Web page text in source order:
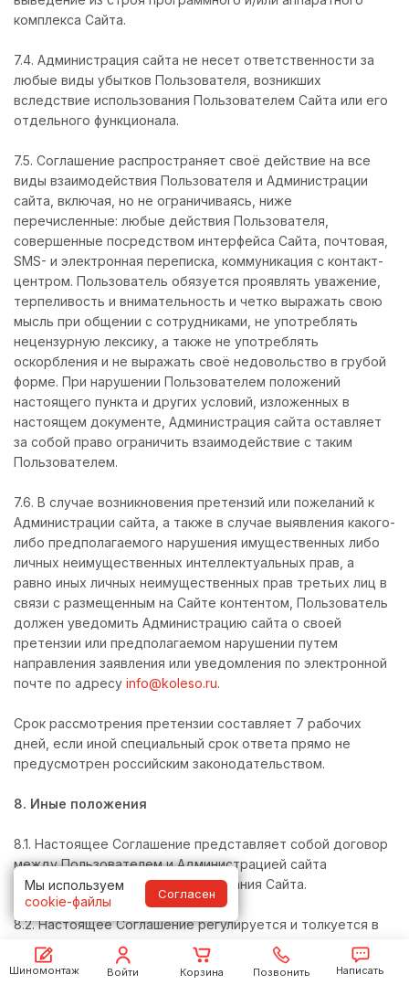
Мы используем
cookie-файлы
Согласен
комплекса Сайта.
7.4. Администрация сайта не несет ответственности за
любые виды убытков Пользователя, возникших
вследствие использования Пользователем Сайта или его
отдельного функционала.
7.5. Соглашение распространяет своё действие на все
виды взаимодействия Пользователя и Администрации
сайта, включая, но не ограничиваясь, ниже
перечисленные: любые действия Пользователя,
совершенные посредством интерфейса Сайта, почтовая,
SMS- и электронная переписка, коммуникация с контакт-
центром. Пользователь обязуется проявлять уважение,
терпеливость и внимательность и четко выражать свою
мысль при общении с сотрудниками, не употреблять
нецензурную лексику, а также не употреблять
оскорбления и не выражать своё недовольство в грубой
форме. При нарушении Пользователем положений
настоящего пункта и других условий, изложенных в
настоящем документе, Администрация сайта оставляет
за собой право ограничить взаимодействие с таким
Пользователем.
7.6. В случае возникновения претензий или пожеланий к
Администрации сайта, а также в случае выявления какого-
либо предполагаемого нарушения имущественных либо
личных неимущественных интеллектуальных прав, а
равно иных личных неимущественных прав третьих лиц в
связи с размещенным на Сайте контентом, Пользователь
должен уведомить Администрацию сайта о своей
претензии или предполагаемом нарушении путем
направления заявления или уведомления по электронной
почте по адресу info@koleso.ru.
Срок рассмотрения претензии составляет 7 рабочих
дней, если иной специальный срок ответа прямо не
предусмотрен российским законодательством.
8. Иные положения
8.1. Настоящее Соглашение представляет собой договор
между Пользователем и Администрацией сайта
относительно порядка использования Сайта.
8.2. Настоящее Соглашение регулируется и толкуется в
соответствии с законодательством, применимым к
правоотношениям Пользователя и Администрации сайта
Шиномонтаж Войти Корзина Позвонить Написать